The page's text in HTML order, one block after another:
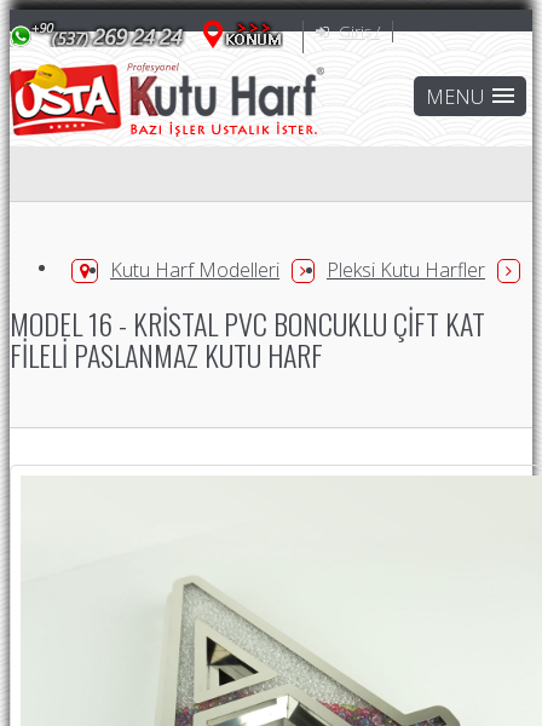
Giriş /
Kutu Harf Modelleri Pleksi Kutu Harfler
MODEL 16 - KRISTAL PVC BONCUKLU ÇIFT KAT
FILELI PASLANMAZ KUTU HARF